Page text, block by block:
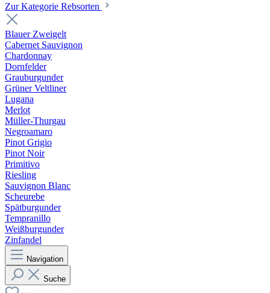
Zur Kategorie Rebsorten
Blauer Zweigelt
Cabernet Sauvignon
Chardonnay
Dornfelder
Grauburgunder
Grüner Veltliner
Lugana
Merlot
Müller-Thurgau
Negroamaro
Pinot Grigio
Pinot Noir
Primitivo
Riesling
Sauvignon Blanc
Scheurebe
Spätburgunder
Tempranillo
Weißburgunder
Zinfandel
Navigation
Suche